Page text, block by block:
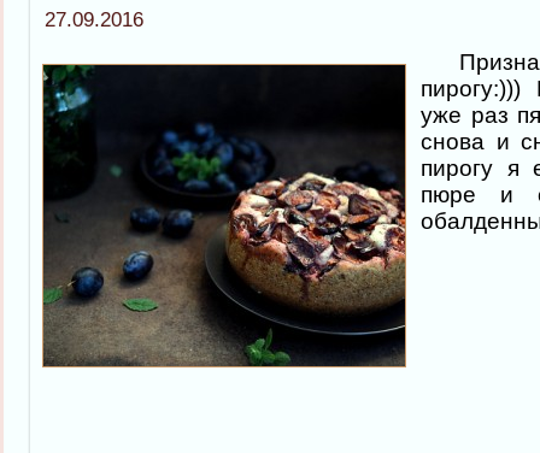
27.09.2016
пирогу:)))
уже раз
снова и
пирогу я
пюре и